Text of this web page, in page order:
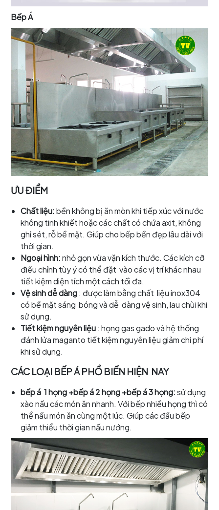
Bếp Á
ƯU ĐIỂM
Chất liệu:bền không bị ăn mòn khi tiếp xúc với nước
không tinh khiết hoặc các chất có chứa axit, không
ghỉ sét, rỗ bề mặt. Giúp cho bếp bền đẹp lâu dài với
thời gian.
Ngoại hình:nhỏ gọn vừa vặn kích thước. Các kích cỡ
điều chỉnh tùy ý có thể đặt vào các vị trí khác nhau
tiết kiệm diện tích một cách tối đa.
Vệ sinh dễ dàng: được làm bằng chất liệu inox304
có bề mặt sáng bóng và dễ dàng vệ sinh, lau chùi khi
sử dụng.
Tiết kiệm nguyên liệu: họng gas gado và hệ thống
đánh lửa maganto tiết kiệm nguyên liệu giảm chi phí
khi sử dụng.
CÁC LOẠI BẾP Á PHỔ BIẾN HIỆN NAY
bếp á 1 họng +bếp á 2 họng +bếp á 3 họng:sử dụng
xào nấu các món ăn nhanh. Với bếp nhiều họng thì có
thể nấu món ăn cùng một lúc. Giúp các đầu bếp
giảm thiểu thời gian nấu nướng.